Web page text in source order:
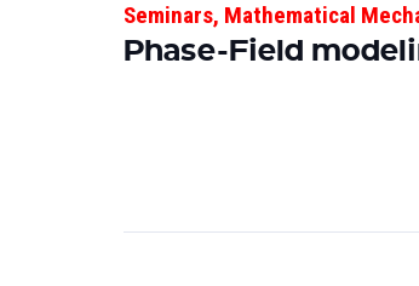
Seminars, Mathematical
Phase-Field